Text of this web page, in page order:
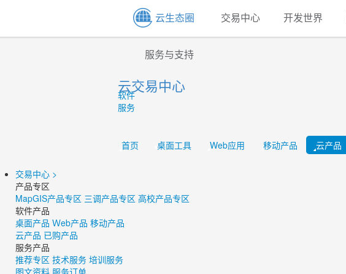
云生态圈 交易中心 开发世界
服务与支持
云交易中心
软件
服务
首页 桌面工具 Web应用 移动产品 云产品
交易中心 >
产品专区
MapGIS产品专区 三调产品专区 高校产品专区
软件产品
桌面产品 Ｗeb产品 移动产品
云产品 已购产品
服务产品
推荐专区 技术服务 培训服务
图文资料 服务订单